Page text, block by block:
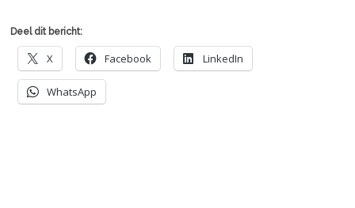
Deel dit bericht:
X Facebook LinkedIn
WhatsApp